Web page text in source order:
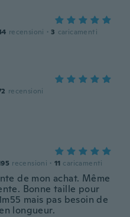
recensioni · 3 caricamenti
recensioni
recensioni · 11 caricamenti
de mon achat. Même
Bonne taille pour
mais pas besoin de
longueur.